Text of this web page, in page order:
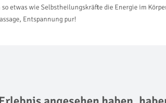
etwas wie Selbstheilungskräfte die Energie im
Entspannung pur!